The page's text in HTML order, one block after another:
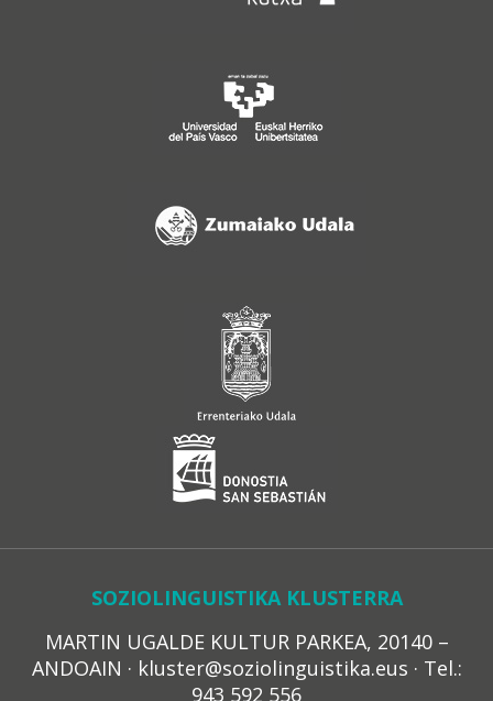
SOZIOLINGUISTIKA KLUSTERRA
MARTIN UGALDE KULTUR PARKEA, 20140 –
ANDOAIN · kluster@soziolinguistika.eus · Tel.:
943 592 556